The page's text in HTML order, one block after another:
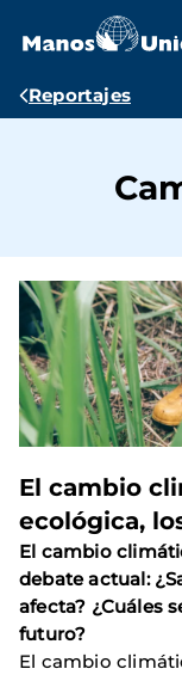
contenido
Ruta
Reportajes
El cambio
ecológica,
El cambio
debate actual:
afecta? ¿Cuáles
futuro?
El cambio